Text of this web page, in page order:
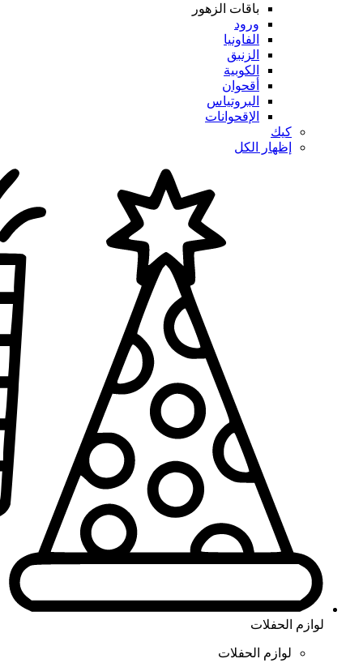
باقات الزهور
ورود
الفاونيا
الزنبق
الكوبية
أقحوان
البروتياس
الإقحوانات
كيك
إظهار الكل
لوازم الحفلات
لوازم الحفلات